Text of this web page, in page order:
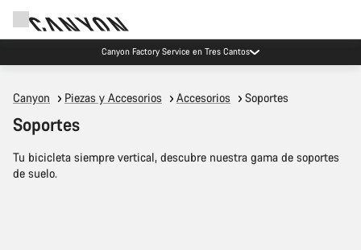
Canyon Factory Service en Tres Cantos
Canyon Piezas y Accesorios Accesorios Soportes
Soportes
Tu bicicleta siempre vertical, descubre nuestra gama de soportes
de suelo.